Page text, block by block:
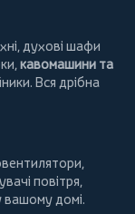
духові шафи
,кавомашини та
. Вся дрібна
,
повітря,
вашому домі.